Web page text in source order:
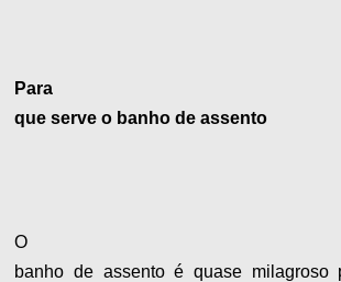
Para
que serve o banho de assento
O
banho de assento é quase milagroso